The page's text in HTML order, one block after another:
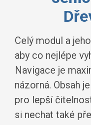
Celý modul a
aby co nejlépe
Navigace je
názorná. Obsah
pro lepší
si nechat také